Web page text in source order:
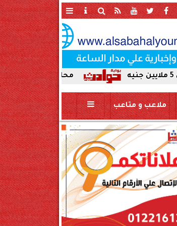
محافظ سوهاج يحيل واقعة ردم
ملاعب و متاعب